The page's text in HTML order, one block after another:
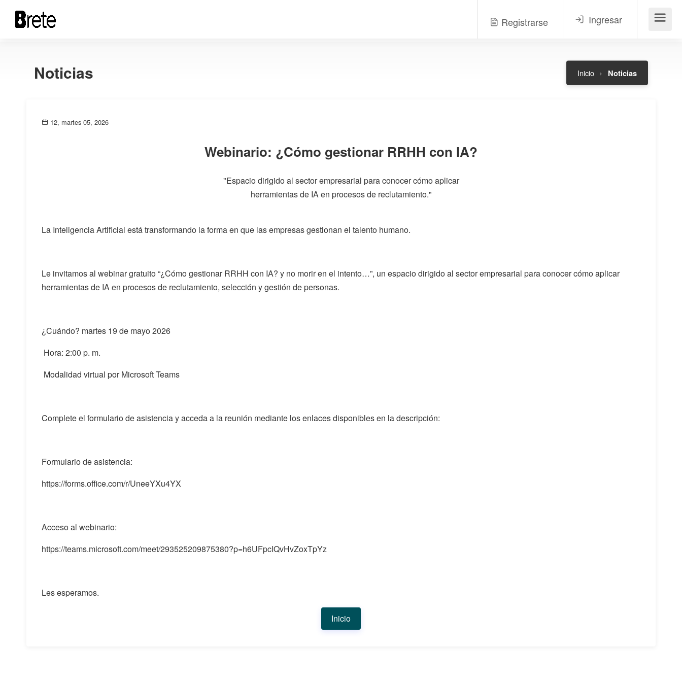
Registrarse Ingresar Menú
Noticias Inicio Noticias
12, martes 05, 2026
Webinario: ¿Cómo gestionar RRHH con IA?
"Espacio dirigido al sector empresarial para conocer cómo aplicar
herramientas de IA en procesos de reclutamiento."
La Inteligencia Artificial está transformando la forma en que las empresas gestionan el talento humano.
Le invitamos al webinar gratuito “¿Cómo gestionar RRHH con IA? y no morir en el intento…”, un espacio dirigido al sector empresarial para conocer cómo aplicar
herramientas de IA en procesos de reclutamiento, selección y gestión de personas.
¿Cuándo? martes 19 de mayo 2026
Hora: 2:00 p. m.
Modalidad virtual por Microsoft Teams
Complete el formulario de asistencia y acceda a la reunión mediante los enlaces disponibles en la descripción:
Formulario de asistencia:
https://forms.office.com/r/UneeYXu4YX
Acceso al webinario:
https://teams.microsoft.com/meet/293525209875380?p=h6UFpcIQvHvZoxTpYz
Les esperamos.
Inicio